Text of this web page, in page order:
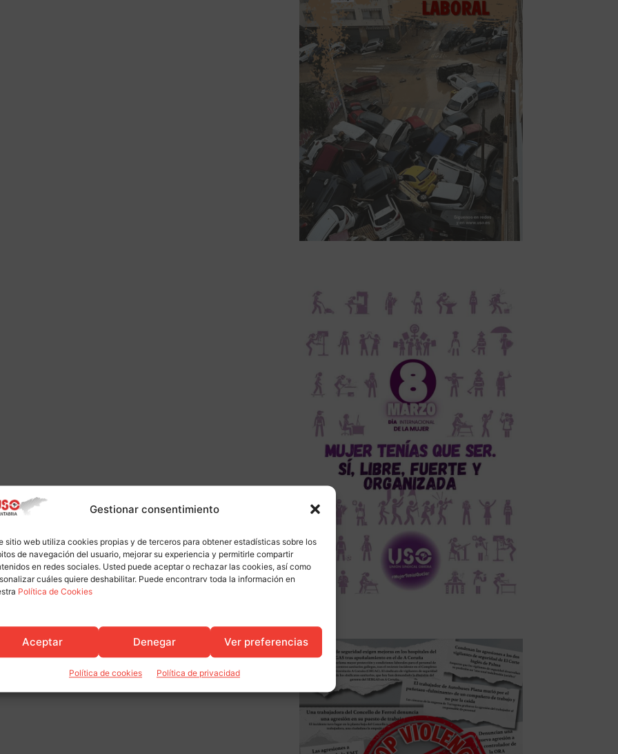
Gestionar consentimiento
sitio web utiliza cookies propias y de terceros para obtener estadísticas sobre los
de navegación del usuario, mejorar su experiencia y permitirle compartir
en redes sociales. Usted puede aceptar o rechazar las cookies, así como
cuáles quiere deshabilitar. Puede encontrarv toda la información en
Política de Cookies
Aceptar Denegar Ver preferencias
Política de cookies Política de privacidad